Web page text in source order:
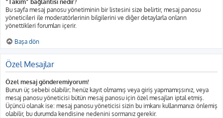
“Takım” bağlantısı nedir?
Bu sayfa mesaj panosu yönetiminin bir listesini size belirtir, mesaj panosu
yöneticileri ile moderatörlerinin bilgilerini ve diğer detaylarla onların
yönettikleri forumları içerir.
Başa dön
Özel Mesajlar
Özel mesaj gönderemiyorum!
Bunun üç sebebi olabilir; henüz kayıt olmamış veya giriş yapmamışsınız, veya
mesaj panosu yöneticisi bütün mesaj panosu için özel mesajları iptal etmiş.
Üçüncü olanak ise: mesaj panosu yöneticisi sizin bu imkanı kullanmanızı önlemiş
olabilir, bu durumda kendisine nedenini sormanız gerekir.